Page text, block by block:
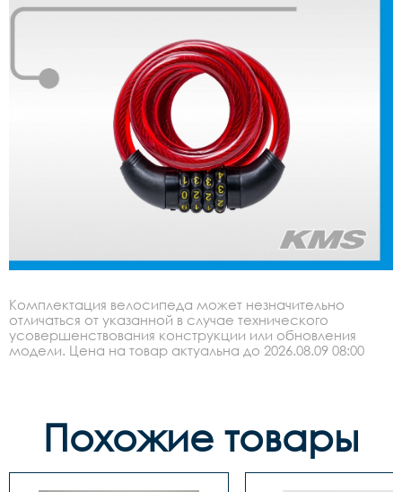
Комплектация велосипеда может незначительно
отличаться от указанной в случае технического
усовершенствования конструкции или обновления
модели. Цена на товар актуальна до 2026.08.09 08:00
Похожие товары